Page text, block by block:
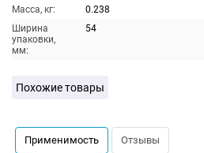
Масса, кг:
0.238
Ширина
упаковки,
мм:
54
Похожие товары
Применимость Отзывы